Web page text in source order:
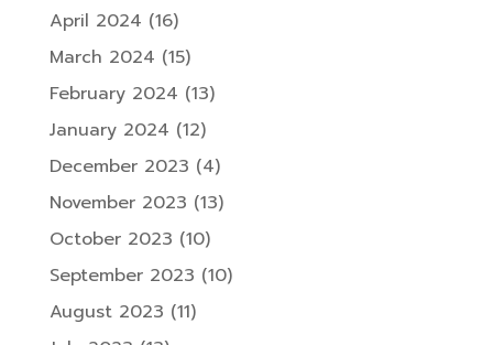
April 2024 (16)
March 2024 (15)
February 2024 (13)
January 2024 (12)
December 2023 (4)
November 2023 (13)
October 2023 (10)
September 2023 (10)
August 2023 (11)